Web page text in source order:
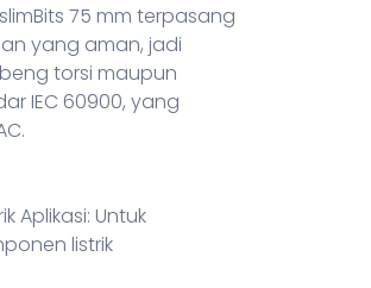
75 mm terpasang
yang aman, jadi
torsi maupun
IEC 60900, yang
Aplikasi: Untuk
listrik